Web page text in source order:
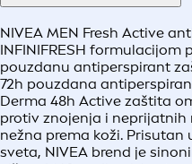
NIVEA MEN Fresh Active
INFINIFRESH
pouzdanu antiperspirant
72h pouzdana
Derma 48h Active zaštita
protiv znojenja i neprijatnih
nežna prema koži. Prisutan
sveta, NIVEA brend je